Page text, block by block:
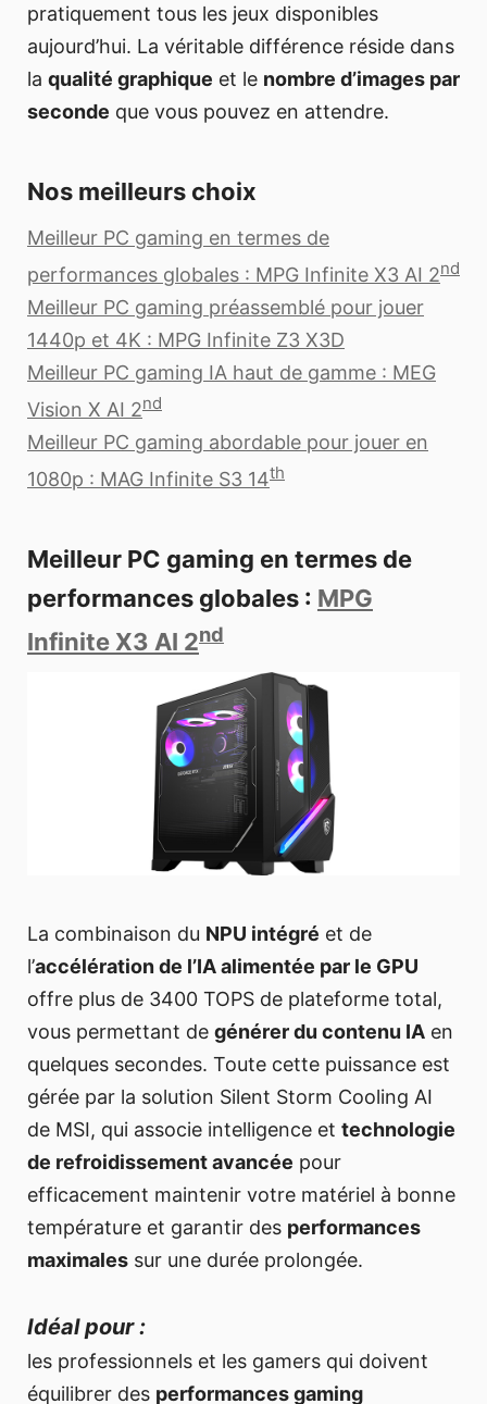
pratiquement tous les jeux disponibles
aujourd’hui. La véritable différence réside dans
la qualité graphique et le nombre d’images par
seconde que vous pouvez en attendre.
Nos meilleurs choix
Meilleur PC gaming en termes de
performances globales : MPG Infinite X3 AI 2nd
Meilleur PC gaming préassemblé pour jouer
1440p et 4K : MPG Infinite Z3 X3D
Meilleur PC gaming IA haut de gamme : MEG
Vision X AI 2nd
Meilleur PC gaming abordable pour jouer en
1080p : MAG Infinite S3 14th
Meilleur PC gaming en termes de
performances globales : MPG
Infinite X3 AI 2nd
La combinaison du NPU intégré et de
l’accélération de l’IA alimentée par le GPU
offre plus de 3400 TOPS de plateforme total,
vous permettant de générer du contenu IA en
quelques secondes. Toute cette puissance est
gérée par la solution Silent Storm Cooling AI
de MSI, qui associe intelligence et technologie
de refroidissement avancée pour
efficacement maintenir votre matériel à bonne
température et garantir des performances
maximales sur une durée prolongée.
Idéal pour :
les professionnels et les gamers qui doivent
équilibrer des performances gaming